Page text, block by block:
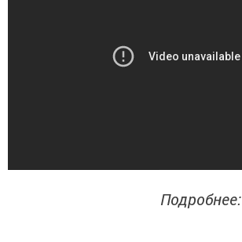
Подробнее: